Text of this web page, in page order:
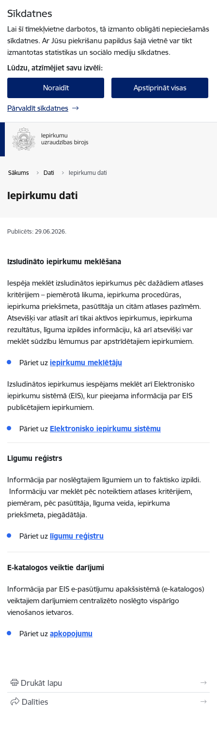
Sīkdatnes
Lai šī tīmekļvietne darbotos, tā izmanto obligāti nepieciešamās
sīkdatnes. Ar Jūsu piekrišanu papildus šajā vietnē var tikt
izmantotas statistikas un sociālo mediju sīkdatnes.
Lūdzu, atzīmējiet savu izvēli:
Noraidīt Apstiprināt visas
Pārvaldīt sīkdatnes
Sākums Dati Iepirkumu dati
Iepirkumu dati
Publicēts: 29.06.2026.
Izsludināto iepirkumu meklēšana
Iespēja meklēt izsludinātos iepirkumus pēc dažādiem atlases
kritērijiem – piemērotā likuma, iepirkuma procedūras,
iepirkuma priekšmeta, pasūtītāja un citām atlases pazīmēm.
Atsevišķi var atlasīt arī tikai aktīvos iepirkumus, iepirkuma
rezultātus, līguma izpildes informāciju, kā arī atsevišķi var
meklēt sūdzību lēmumus par apstrīdētajiem iepirkumiem.
Pāriet uz iepirkumu meklētāju
Izsludinātos iepirkumus iespējams meklēt arī Elektronisko
iepirkumu sistēmā (EIS), kur pieejama informācija par EIS
publicētajiem iepirkumiem.
Pāriet uz Elektronisko iepirkumu sistēmu
Līgumu reģistrs
Informācija par noslēgtajiem līgumiem un to faktisko izpildi.
Informāciju var meklēt pēc noteiktiem atlases kritērijiem,
piemēram, pēc pasūtītāja, līguma veida, iepirkuma
priekšmeta, piegādātāja.
Pāriet uz līgumu reģistru
E-katalogos veiktie darījumi
Informācija par EIS e-pasūtījumu apakšsistēmā (e-katalogos)
veiktajiem darījumiem centralizēto noslēgto vispārīgo
vienošanos ietvaros.
Pāriet uz apkopojumu
Drukāt lapu
Dalīties